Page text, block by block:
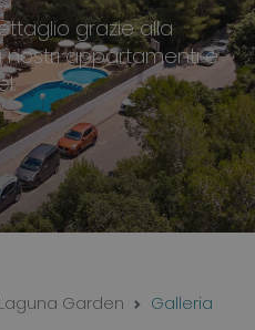
grazie alla
appartamenti e
Garden
Galleria